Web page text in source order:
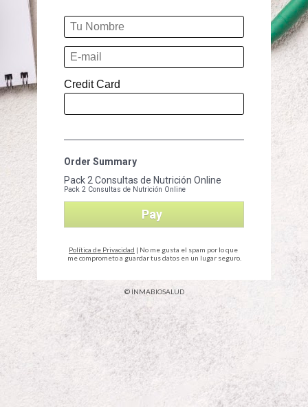
Credit Card
Order Summary
Pack 2 Consultas de Nutrición Online
Pack 2 Consultas de Nutrición Online
Pay
Política de Privacidad | No me gusta el spam por lo que
me comprometo a guardar tus datos en un lugar seguro.
© INMABIOSALUD